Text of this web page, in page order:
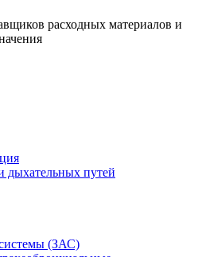
расходных материалов и
дыхательных путей
(ЗАС)